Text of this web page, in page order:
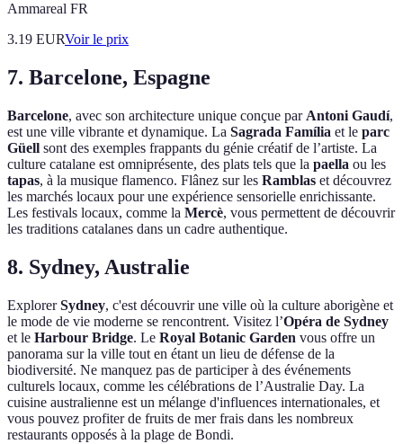
Ammareal FR
3.19 EURVoir le prix
7. Barcelone, Espagne
Barcelone, avec son architecture unique conçue par Antoni Gaudí,
est une ville vibrante et dynamique. La Sagrada Família et le parc
Güell sont des exemples frappants du génie créatif de l’artiste. La
culture catalane est omniprésente, des plats tels que la paella ou les
tapas, à la musique flamenco. Flânez sur les Ramblas et découvrez
les marchés locaux pour une expérience sensorielle enrichissante.
Les festivals locaux, comme la Mercè, vous permettent de découvrir
les traditions catalanes dans un cadre authentique.
8. Sydney, Australie
ExplorerSydney, c'est découvrir une ville où la culture aborigène et
le mode de vie moderne se rencontrent. Visitez l’Opéra de Sydney
et le Harbour Bridge. Le Royal Botanic Garden vous offre un
panorama sur la ville tout en étant un lieu de défense de la
biodiversité. Ne manquez pas de participer à des événements
culturels locaux, comme les célébrations de l’Australie Day. La
cuisine australienne est un mélange d'influences internationales, et
vous pouvez profiter de fruits de mer frais dans les nombreux
restaurants opposés à la plage de Bondi.